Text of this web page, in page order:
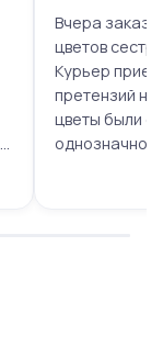
Вчера
цветов
Курьер
претензий
цветы были
однозначно.